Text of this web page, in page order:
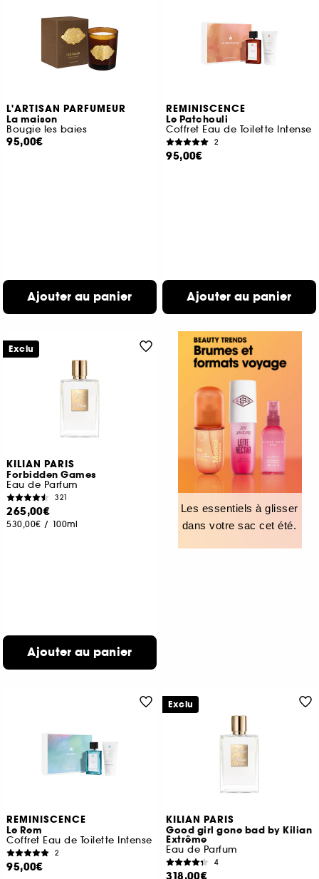
L'ARTISAN PARFUMEUR
La maison
Bougie les baies
95,00€
Ajouter au panier
REMINISCENCE
Le Patchouli
Coffret Eau de Toilette Intense
2
95,00€
Ajouter au panier
KILIAN PARIS
Forbidden Games
Eau de Parfum
321
265,00€
530,00€ / 100ml
Ajouter au panier
Exclu
Les essentiels à glisser
dans votre sac cet été.
REMINISCENCE
Le Rem
Coffret Eau de Toilette Intense
2
95,00€
KILIAN PARIS
Good girl gone bad by Kilian
Extrême
Eau de Parfum
4
318,00€
Exclu